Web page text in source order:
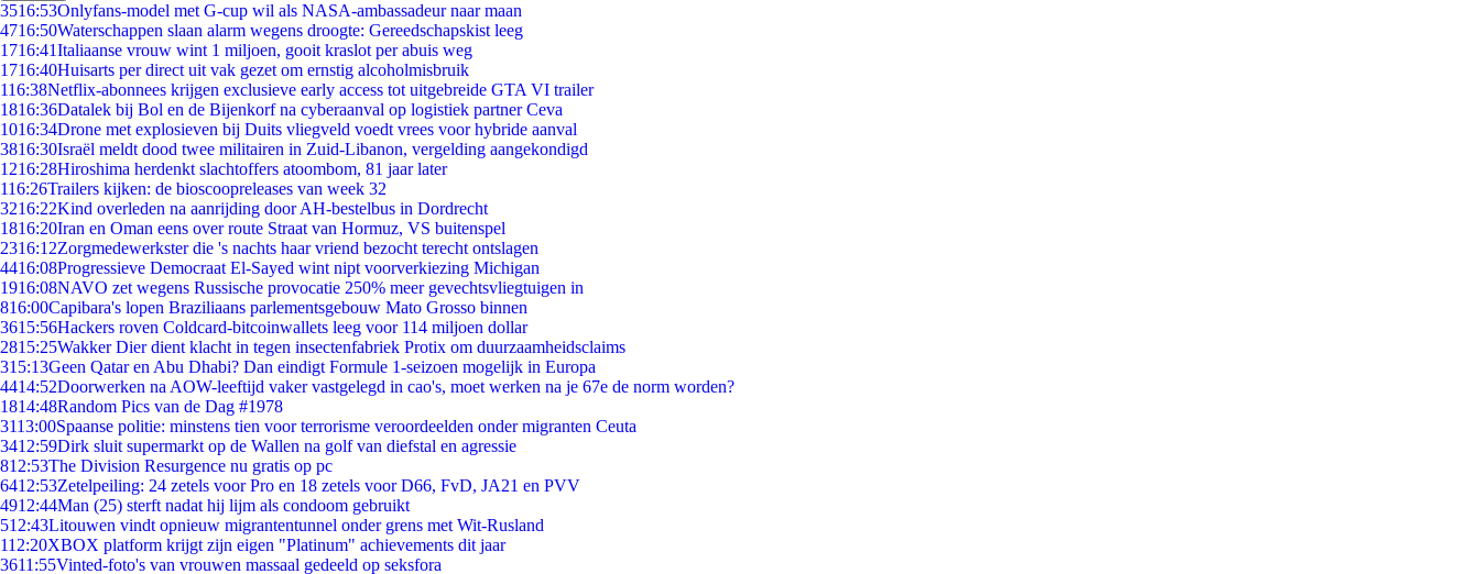
3516:53Onlyfans-model met G-cup wil als NASA-ambassadeur naar maan
4716:50Waterschappen slaan alarm wegens droogte: Gereedschapskist leeg
1716:41Italiaanse vrouw wint 1 miljoen, gooit kraslot per abuis weg
1716:40Huisarts per direct uit vak gezet om ernstig alcoholmisbruik
116:38Netflix-abonnees krijgen exclusieve early access tot uitgebreide GTA VI trailer
1816:36Datalek bij Bol en de Bijenkorf na cyberaanval op logistiek partner Ceva
1016:34Drone met explosieven bij Duits vliegveld voedt vrees voor hybride aanval
3816:30Israël meldt dood twee militairen in Zuid-Libanon, vergelding aangekondigd
1216:28Hiroshima herdenkt slachtoffers atoombom, 81 jaar later
116:26Trailers kijken: de bioscoopreleases van week 32
3216:22Kind overleden na aanrijding door AH-bestelbus in Dordrecht
1816:20Iran en Oman eens over route Straat van Hormuz, VS buitenspel
2316:12Zorgmedewerkster die 's nachts haar vriend bezocht terecht ontslagen
4416:08Progressieve Democraat El-Sayed wint nipt voorverkiezing Michigan
1916:08NAVO zet wegens Russische provocatie 250% meer gevechtsvliegtuigen in
816:00Capibara's lopen Braziliaans parlementsgebouw Mato Grosso binnen
3615:56Hackers roven Coldcard-bitcoinwallets leeg voor 114 miljoen dollar
2815:25Wakker Dier dient klacht in tegen insectenfabriek Protix om duurzaamheidsclaims
315:13Geen Qatar en Abu Dhabi? Dan eindigt Formule 1-seizoen mogelijk in Europa
4414:52Doorwerken na AOW-leeftijd vaker vastgelegd in cao's, moet werken na je 67e de norm worden?
1814:48Random Pics van de Dag #1978
3113:00Spaanse politie: minstens tien voor terrorisme veroordeelden onder migranten Ceuta
3412:59Dirk sluit supermarkt op de Wallen na golf van diefstal en agressie
812:53The Division Resurgence nu gratis op pc
6412:53Zetelpeiling: 24 zetels voor Pro en 18 zetels voor D66, FvD, JA21 en PVV
4912:44Man (25) sterft nadat hij lijm als condoom gebruikt
512:43Litouwen vindt opnieuw migrantentunnel onder grens met Wit-Rusland
112:20XBOX platform krijgt zijn eigen "Platinum" achievements dit jaar
3611:55Vinted-foto's van vrouwen massaal gedeeld op seksfora